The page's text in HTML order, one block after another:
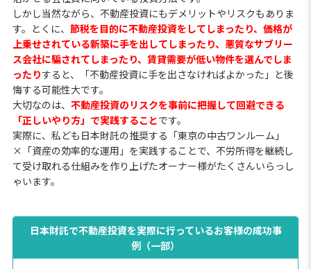
しかし当然ながら、不動産投資にもデメリットやリスクもありま
す。とくに、 節税を目的に不動産投資をしてしまったり、価格が
上乗せされている新築に手を出してしまったり、悪質なサブリー
ス会社に騙されてしまったり、賃貸需要が低い物件を選んでしま
ったりすると、「不動産投資に手を出さなければよかった」と後
悔する可能性大です。
大切なのは、 不動産投資のリスクを事前に把握して回避できる
「正しいやり方」で実践することです。
実際に、私ども日本財託の推奨する「東京の中古ワンルーム」
×「資産の効率的な運用」を実践することで、不労所得を継続し
て受け取れる仕組みを作り上げたオーナー様がたくさんいらっし
ゃいます。
日本財託で不動産投資を実際に行っているお客様の成功事
例（一部）